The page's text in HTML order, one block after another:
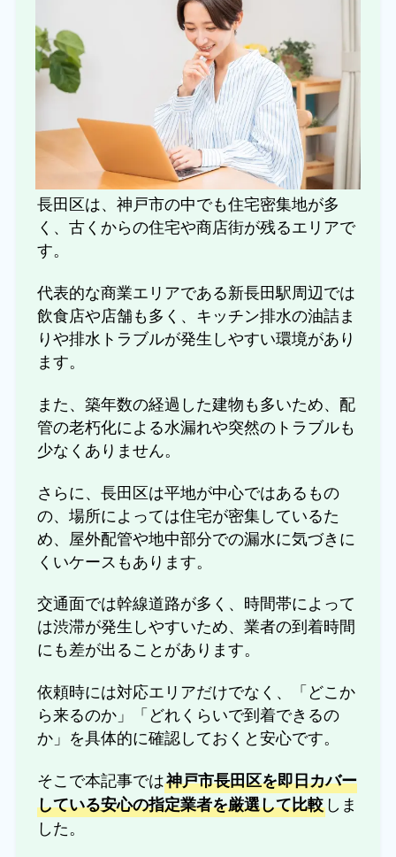
長田区は、神戸市の中でも住宅密集地が多
く、古くからの住宅や商店街が残るエリアで
す。
代表的な商業エリアである新長田駅周辺では
飲食店や店舗も多く、キッチン排水の油詰ま
りや排水トラブルが発生しやすい環境があり
ます。
また、築年数の経過した建物も多いため、配
管の老朽化による水漏れや突然のトラブルも
少なくありません。
さらに、長田区は平地が中心ではあるもの
の、場所によっては住宅が密集しているた
め、屋外配管や地中部分での漏水に気づきに
くいケースもあります。
交通面では幹線道路が多く、時間帯によって
は渋滞が発生しやすいため、業者の到着時間
にも差が出ることがあります。
依頼時には対応エリアだけでなく、「どこか
ら来るのか」「どれくらいで到着できるの
か」を具体的に確認しておくと安心です。
そこで本記事では神戸市長田区を即日カバー
している安心の指定業者を厳選して比較 しま
した。